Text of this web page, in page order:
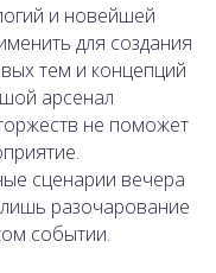
и новейшей
для создания
тем и концепций
арсенал
не поможет
сценарии вечера
разочарование
событии.